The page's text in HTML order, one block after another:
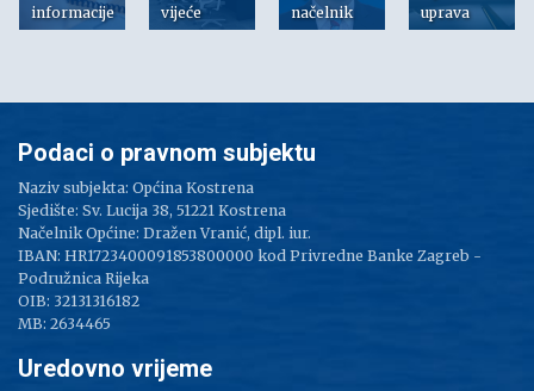
informacije
vijeće
načelnik
uprava
Podaci o pravnom subjektu
Naziv subjekta: Općina Kostrena
Sjedište: Sv. Lucija 38, 51221 Kostrena
Načelnik Općine: Dražen Vranić, dipl. iur.
IBAN: HR1723400091853800000 kod Privredne Banke Zagreb -
Podružnica Rijeka
OIB: 32131316182
MB: 2634465
Uredovno vrijeme